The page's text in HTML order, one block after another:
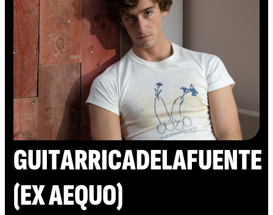
GUITARRICADELAFUENTE
(EX AEQUO)